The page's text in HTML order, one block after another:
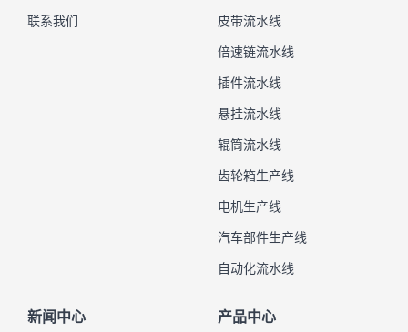
联系我们 皮带流水线
倍速链流水线
插件流水线
悬挂流水线
辊筒流水线
齿轮箱生产线
电机生产线
汽车部件生产线
自动化流水线
新闻中心 产品中心